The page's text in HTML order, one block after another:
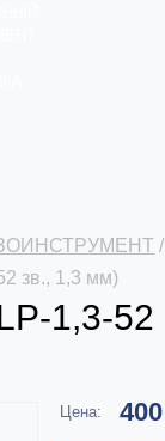
зв., 1,3 мм)
1,3-52
Цена: